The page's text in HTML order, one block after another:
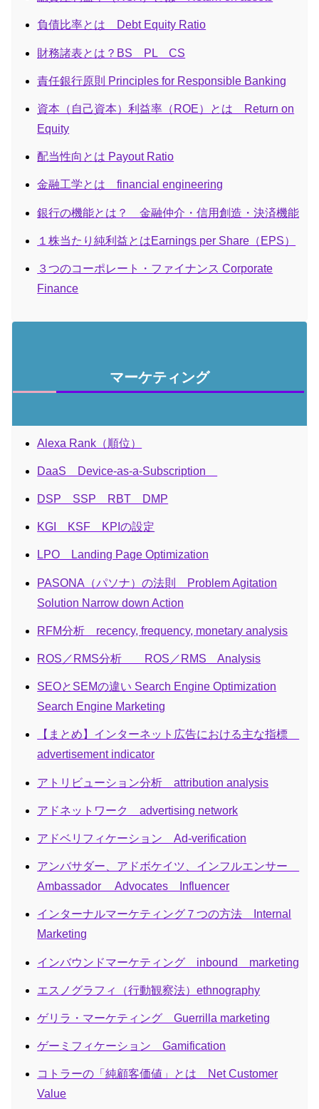
負債比率とは Debt Equity Ratio
財務諸表とは？BS PL CS
責任銀行原則 Principles for Responsible Banking
資本（自己資本）利益率（ROE）とは Return on
Equity
配当性向とは Payout Ratio
金融工学とは financial engineering
銀行の機能とは？ 金融仲介・信用創造・決済機能
１株当たり純利益とはEarnings per Share（EPS）
３つのコーポレート・ファイナンス Corporate
Finance
マーケティング
Alexa Rank（順位）
DaaS Device-as-a-Subscription
DSP SSP RBT DMP
KGI KSF KPIの設定
LPO Landing Page Optimization
PASONA（パソナ）の法則 Problem Agitation
Solution Narrow down Action
RFM分析 recency, frequency, monetary analysis
ROS／RMS分析 ROS／RMS Analysis
SEOとSEMの違い Search Engine Optimization
Search Engine Marketing
【まとめ】インターネット広告における主な指標
advertisement indicator
アトリビューション分析 attribution analysis
アドネットワーク advertising network
アドベリフィケーション Ad-verification
アンバサダー、アドボケイツ、インフルエンサー
Ambassador Advocates Influencer
インターナルマーケティング７つの方法 Internal
Marketing
インバウンドマーケティング inbound marketing
エスノグラフィ（行動観察法）ethnography
ゲリラ・マーケティング Guerrilla marketing
ゲーミフィケーション Gamification
コトラーの「純顧客価値」とは Net Customer
Value